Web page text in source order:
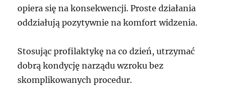
opiera się na konsekwencji. Proste działania
oddziałują pozytywnie na komfort widzenia.
Stosując profilaktykę na co dzień, utrzymać
dobrą kondycję narządu wzroku bez
skomplikowanych procedur.